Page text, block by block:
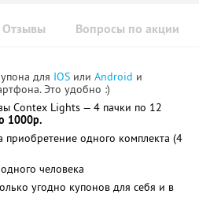
Отзывы Вопросы по акции
для IOS или Android и
Это удобно :)
Contex Lights — 4 пачки по 12
1000р.
одного комплекта (4
человека
угодно купонов для себя и в